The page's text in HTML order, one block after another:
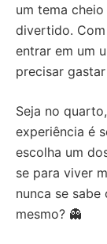
um tema
divertido.
entrar em um
precisar
Seja no
experiência é
escolha um
se para viver
nunca se
mesmo? 👻